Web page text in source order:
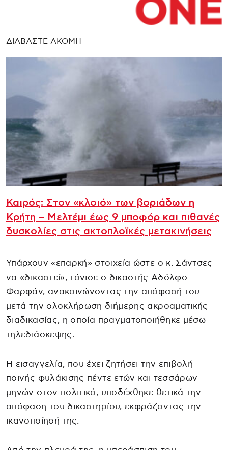
ΔΙΑΒΑΣΤΕ ΑΚΟΜΗ
Καιρός: Στον «κλοιό» των βοριάδων η
Κρήτη – Μελτέμι έως 9 μποφόρ και πιθανές
δυσκολίες στις ακτοπλοϊκές μετακινήσεις
Υπάρχουν «επαρκή» στοιχεία ώστε ο κ. Σάντσες
να «δικαστεί», τόνισε ο δικαστής Αδόλφο
Φαρφάν, ανακοινώνοντας την απόφασή του
μετά την ολοκλήρωση διήμερης ακροαματικής
διαδικασίας, η οποία πραγματοποιήθηκε μέσω
τηλεδιάσκεψης.
Η εισαγγελία, που έχει ζητήσει την επιβολή
ποινής φυλάκισης πέντε ετών και τεσσάρων
μηνών στον πολιτικό, υποδέχθηκε θετικά την
απόφαση του δικαστηρίου, εκφράζοντας την
ικανοποίησή της.